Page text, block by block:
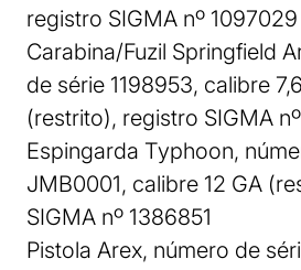
registro SIGMA nº 1097029
Carabina/Fuzil Springfield
de série 1198953, calibre
(restrito), registro SIGMA
Espingarda Typhoon,
JMB0001, calibre 12 GA
SIGMA nº 1386851
Pistola Arex, número de